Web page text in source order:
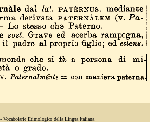
- Vocabolario Etimologico della Lingua Italiana